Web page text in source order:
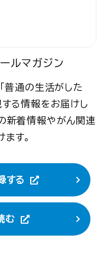
ルマガジン
普通の生活がした
する情報をお届けし
新着情報やがん関連
す。
する
む